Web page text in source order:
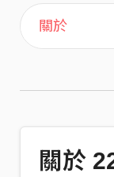
主頁
歌單
喜歡
關於
關於